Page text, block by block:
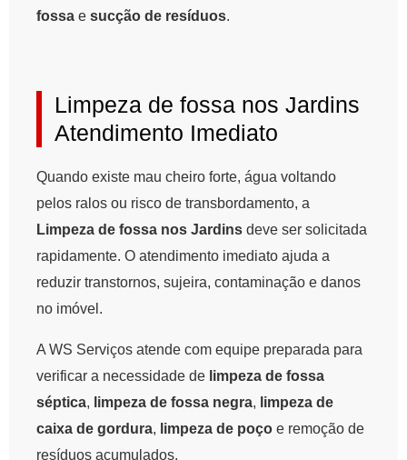
fossa e sucção de resíduos.
Limpeza de fossa nos Jardins
Atendimento Imediato
Quando existe mau cheiro forte, água voltando
pelos ralos ou risco de transbordamento, a
Limpeza de fossa nos Jardins deve ser solicitada
rapidamente. O atendimento imediato ajuda a
reduzir transtornos, sujeira, contaminação e danos
no imóvel.
A WS Serviços atende com equipe preparada para
verificar a necessidade de limpeza de fossa
séptica, limpeza de fossa negra, limpeza de
caixa de gordura, limpeza de poço e remoção de
resíduos acumulados.